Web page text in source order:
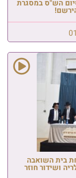
הש"ס במסגרת
'ורוממתנו – 3' ושמחת בית השואבה
ושידור חוזר